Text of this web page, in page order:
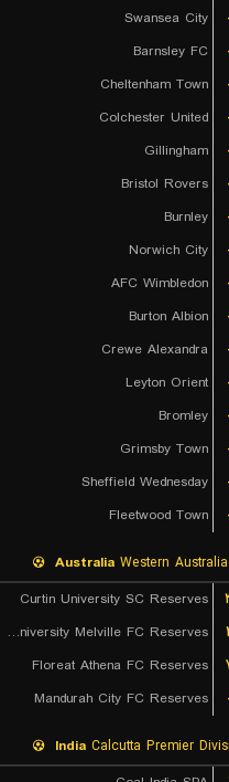
Swansea City
Barnsley FC
Cheltenham Town
Colchester United
Gillingham
Bristol Rovers
Burnley
Norwich City
AFC Wimbledon
Burton Albion
Crewe Alexandra
Leyton Orient
Bromley
Grimsby Town
Sheffield Wednesday
Fleetwood Town
Australia Western
Curtin University SC Reserves
Murdoch University Melville FC Reserves
Floreat Athena FC Reserves
Mandurah City FC Reserves
India Calcutta Premier